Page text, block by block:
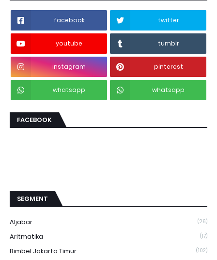
facebook twitter
youtube tumblr
instagram pinterest
whatsapp whatsapp
FACEBOOK
SEGMENT
Aljabar (26)
Aritmatika (17)
Bimbel Jakarta Timur (102)